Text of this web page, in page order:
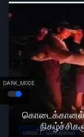
DARK_MODE
மாவட்ட செய்திகள்
கொடைக்கானல்